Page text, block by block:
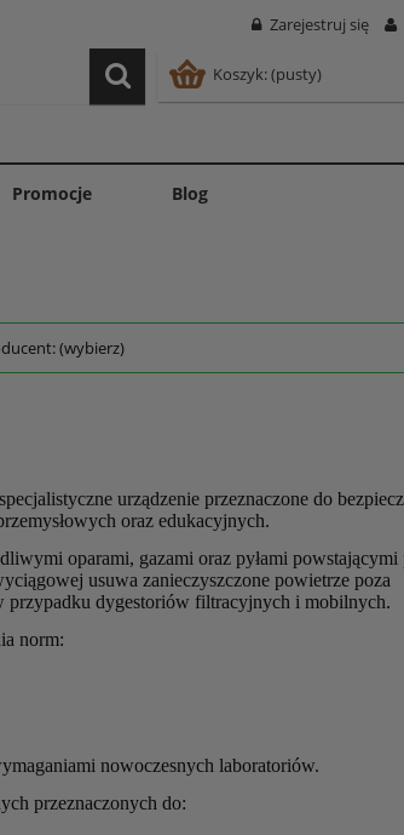
Zarejestruj się
Koszyk:(pusty)
Promocje Blog
(wybierz)
urządzenie przeznaczone do
oraz edukacyjnych.
oparami, gazami oraz pyłami powstającymi
usuwa zanieczyszczone powietrze poza
dygestoriów filtracyjnych i mobilnych.
norm:
nowoczesnych laboratoriów.
przeznaczonych do: